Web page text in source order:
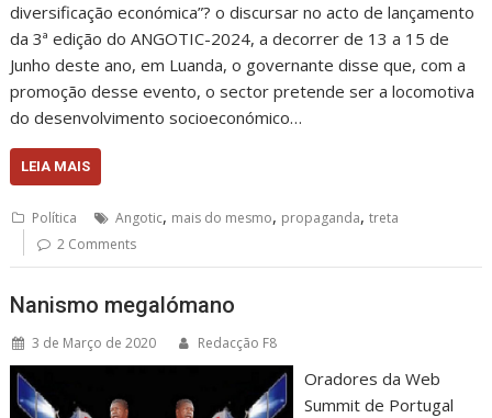
diversificação económica”? o discursar no acto de lançamento
da 3ª edição do ANGOTIC-2024, a decorrer de 13 a 15 de
Junho deste ano, em Luanda, o governante disse que, com a
promoção desse evento, o sector pretende ser a locomotiva
do desenvolvimento socioeconómico…
LEIA MAIS
Política Angotic, mais do mesmo, propaganda,treta
2 Comments
Nanismo megalómano
3 de Março de 2020 Redacção F8
Oradores da Web
Summit de Portugal